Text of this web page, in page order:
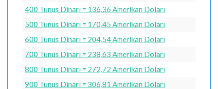
400 Tunus Dinarı = 136,36 Amerikan Doları
500 Tunus Dinarı = 170,45 Amerikan Doları
600 Tunus Dinarı = 204,54 Amerikan Doları
700 Tunus Dinarı = 238,63 Amerikan Doları
800 Tunus Dinarı = 272,72 Amerikan Doları
900 Tunus Dinarı = 306,81 Amerikan Doları